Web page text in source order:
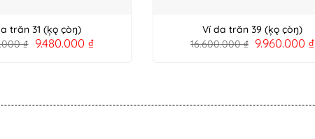
trăn 31 (ķǫ çòŋ)
₫ 9.480.000 ₫
Ví da trăn 39 (ķǫ çòŋ)
16.600.000₫ 9.960.000₫